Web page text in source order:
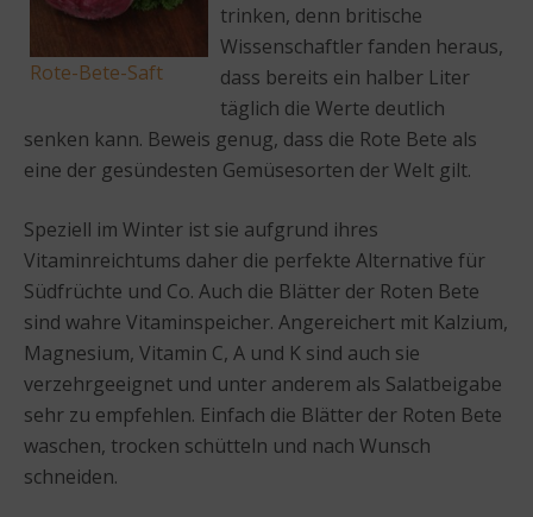
Rote-Bete-Saft
trinken, denn britische
Wissenschaftler fanden heraus,
dass bereits ein halber Liter
täglich die Werte deutlich
senken kann. Beweis genug, dass die Rote Bete als
eine der gesündesten Gemüsesorten der Welt gilt.
Speziell im Winter ist sie aufgrund ihres
Vitaminreichtums daher die perfekte Alternative für
Südfrüchte und Co. Auch die Blätter der Roten Bete
sind wahre Vitaminspeicher. Angereichert mit Kalzium,
Magnesium, Vitamin C, A und K sind auch sie
verzehrgeeignet und unter anderem als Salatbeigabe
sehr zu empfehlen. Einfach die Blätter der Roten Bete
waschen, trocken schütteln und nach Wunsch
schneiden.